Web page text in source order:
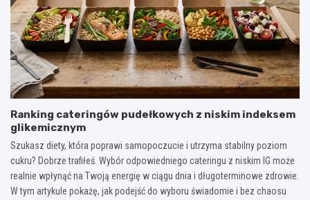
Ranking cateringów pudełkowych z niskim indeksem
glikemicznym
Szukasz diety, która poprawi samopoczucie i utrzyma stabilny poziom
cukru? Dobrze trafiłeś. Wybór odpowiedniego cateringu z niskim IG może
realnie wpłynąć na Twoją energię w ciągu dnia i długoterminowe zdrowie.
W tym artykule pokażę, jak podejść do wyboru świadomie i bez chaosu